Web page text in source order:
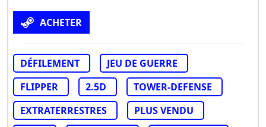
ACHETER
DÉFILEMENT
JEU DE GUERRE
FLIPPER
2.5D
TOWER-DEFENSE
EXTRATERRESTRES
PLUS VENDU